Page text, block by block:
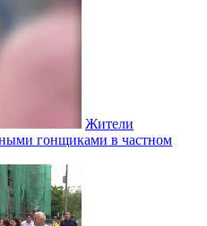
Жители
гонщиками в частном